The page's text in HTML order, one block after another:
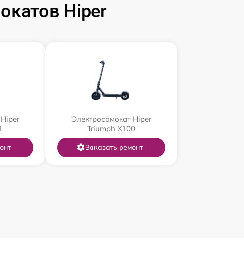
Hiper
Электросамокат Hiper
Triumph X100
Заказать ремонт